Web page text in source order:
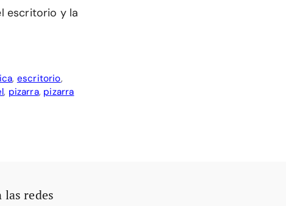
escritorio y la
, escritorio,
, pizarra, pizarra
las redes